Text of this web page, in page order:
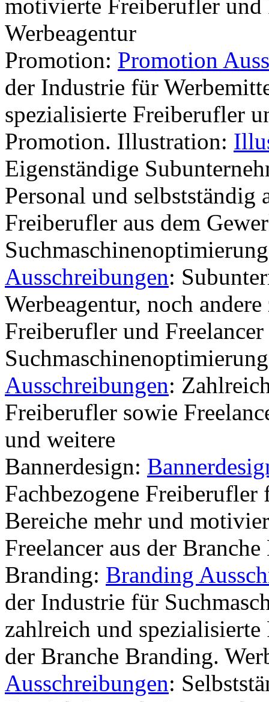
motivierte Freiberufler und
Werbeagentur
Promotion: Promotion
der Industrie für
spezialisierte Freiberufler
Promotion. Illustration:
Eigenständige
Personal und selbstständig
Freiberufler aus dem
Ausschreibungen:
Werbeagentur, noch
Freiberufler und
Ausschreibungen:
Freiberufler sowie
und weitere
Bannerdesign:
Fachbezogene
Bereiche mehr und
Freelancer aus der
Branding: Branding
der Industrie für
zahlreich und
der Branche Branding.
Ausschreibungen: